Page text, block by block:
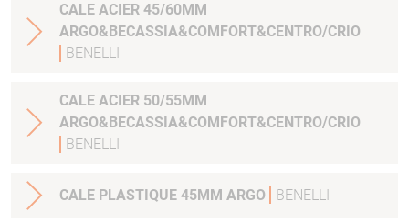
CALE ACIER 45/60MM
ARGO&BECASSIA&COMFORT&CENTRO/CRIO
BENELLI
CALE ACIER 50/55MM
ARGO&BECASSIA&COMFORT&CENTRO/CRIO
BENELLI
CALE PLASTIQUE 45MM ARGO BENELLI